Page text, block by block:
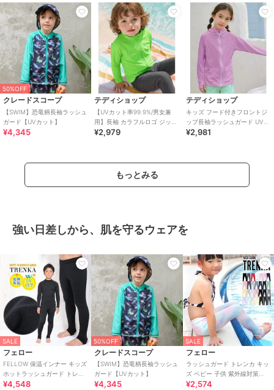
50%OFF
クレードスコープ
【SWIM】恐竜柄長袖ラッシュ
ガード【UVカット】
¥4,345
テディショップ
【UVカット率99.9%/男女兼
用】長袖 カラフルロゴ ジップ
アップ ラッシュガードトップ
¥2,979
テディショップ
キッズ フード付きフロントジ
ップ長袖ラッシュガード UVパ
ーカー
¥2,981
もっとみる
強い日差しから、肌を守るウェアを
SALE
フェロー
FELLOW 保温インナー キッズ
ホットラッシュガード トレン
カ UPF50+ 保温 裏起毛 速乾
¥4,548
50%OFF
クレードスコープ
【SWIM】恐竜柄長袖ラッシュ
ガード【UVカット】
¥4,345
SALE
フェロー
ラッシュガード トレンカ キッ
ズ ベビー 子供 紫外線対策
UPF50+ 速乾 UV98％カット
¥2,574